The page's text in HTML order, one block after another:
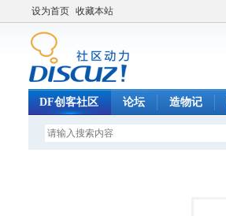
设为首页 收藏本站
DF创客社区 论坛 造物记